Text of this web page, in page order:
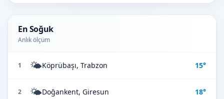
En Soğuk
Anlık ölçüm
1 🌤️Köprübaşı, Trabzon 15°
2 🌤️Doğankent, Giresun 18°